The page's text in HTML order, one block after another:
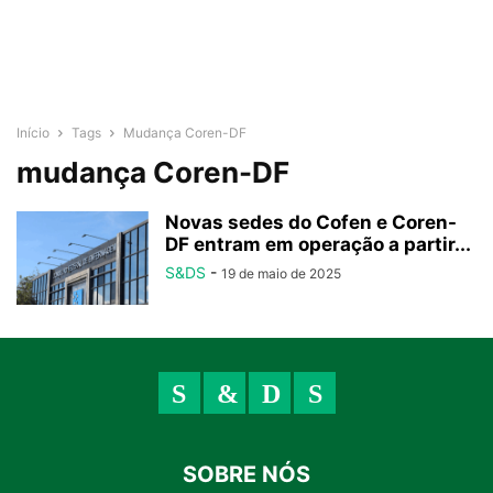
Início Tags Mudança Coren-DF
mudança Coren-DF
Novas sedes do Cofen e Coren-
DF entram em operação a partir...
S&DS - 19 de maio de 2025
SOBRE NÓS